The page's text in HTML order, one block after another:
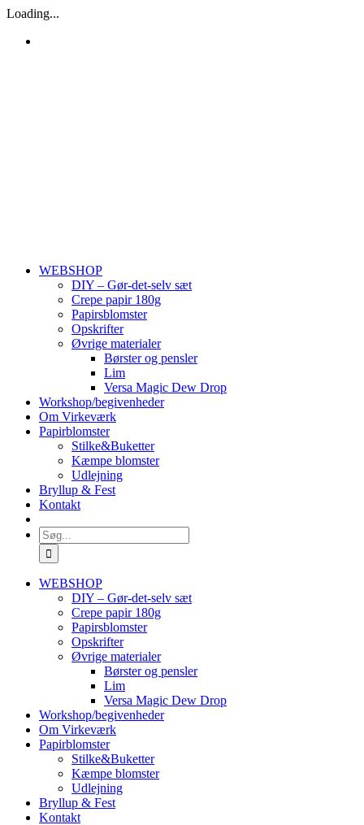
Skip
content
Loading...
WEBSHOP
DIY – Gør-det-selv sæt
Crepe papir 180g
Papirsblomster
Opskrifter
Øvrige materialer
Børster og pensler
Lim
Versa Magic Dew Drop
Workshop/begivenheder
Om Virkeværk
Papirblomster
Stilke&Buketter
Kæmpe blomster
Udlejning
Bryllup & Fest
Kontakt
Søg
efter:
WEBSHOP
DIY – Gør-det-selv sæt
Crepe papir 180g
Papirsblomster
Opskrifter
Øvrige materialer
Børster og pensler
Lim
Versa Magic Dew Drop
Workshop/begivenheder
Om Virkeværk
Papirblomster
Stilke&Buketter
Kæmpe blomster
Udlejning
Bryllup & Fest
Kontakt